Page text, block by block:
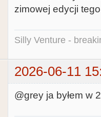
zimowej edycji
Silly Venture -
2026-06-11
@grey ja byłem w